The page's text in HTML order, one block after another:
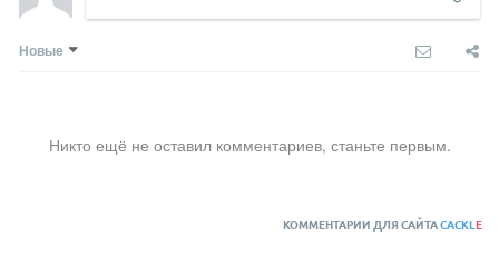
Новые
Никто ещё не оставил комментариев, станьте первым.
КОММЕНТАРИИ ДЛЯ САЙТАCACKL E